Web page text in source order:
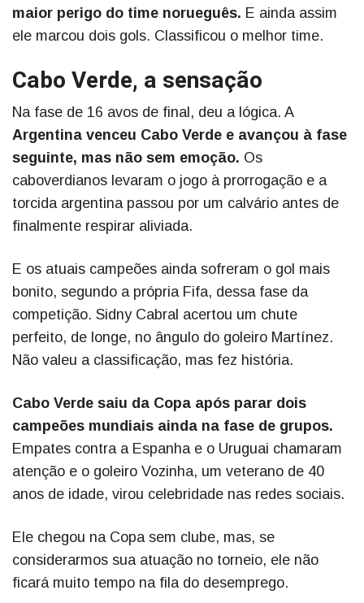
maior perigo do time norueguês. E ainda assim
ele marcou dois gols. Classificou o melhor time.
Cabo Verde, a sensação
Na fase de 16 avos de final, deu a lógica. A
Argentina venceu Cabo Verde e avançou à fase
seguinte, mas não sem emoção. Os
caboverdianos levaram o jogo à prorrogação e a
torcida argentina passou por um calvário antes de
finalmente respirar aliviada.
E os atuais campeões ainda sofreram o gol mais
bonito, segundo a própria Fifa, dessa fase da
competição. Sidny Cabral acertou um chute
perfeito, de longe, no ângulo do goleiro Martínez.
Não valeu a classificação, mas fez história.
Cabo Verde saiu da Copa após parar dois
campeões mundiais ainda na fase de grupos.
Empates contra a Espanha e o Uruguai chamaram
atenção e o goleiro Vozinha, um veterano de 40
anos de idade, virou celebridade nas redes sociais.
Ele chegou na Copa sem clube, mas, se
considerarmos sua atuação no torneio, ele não
ficará muito tempo na fila do desemprego.